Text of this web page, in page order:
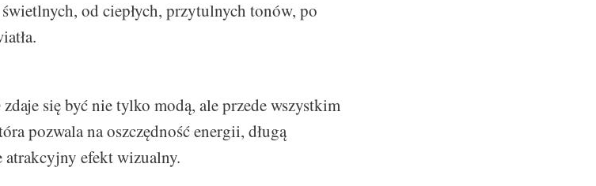
od ciepłych, przytulnych tonów, po
się być nie tylko modą, ale przede wszystkim
pozwala na oszczędność energii, długą
efekt wizualny.